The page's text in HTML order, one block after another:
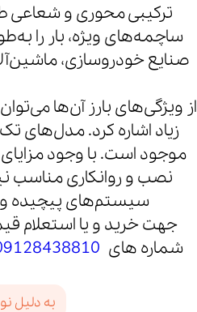
ترکیبی محوری و شعاعی
ساچمه‌های ویژه، بار را
صنایع خودروسازی،
از ویژگی‌های بارز آن‌ها
زیاد اشاره کرد. مدل‌های
موجود است. با وجود
نصب و روانکاری مناسب
سیستم‌های پیچیده
جهت خرید و یا استعلام
شماره های
به دلیل